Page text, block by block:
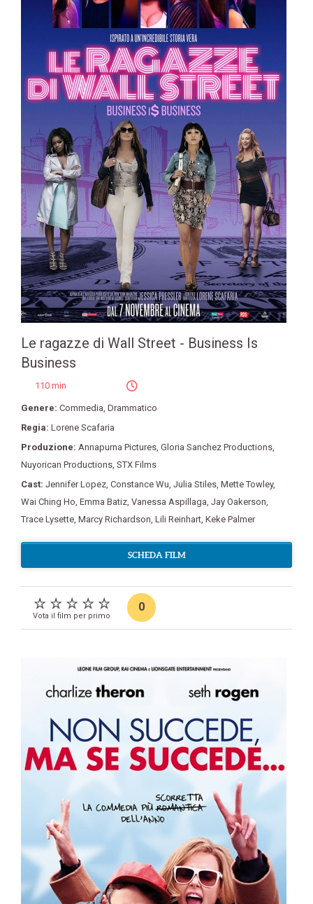
Le ragazze di Wall Street - Business Is
Business
110 min
Genere: Commedia Drammatico
Regia: Lorene Scafaria
Produzione: Annapurna Pictures Gloria Sanchez Productions
Nuyorican Productions STX Films
Cast: Jennifer Lopez Constance Wu Julia Stiles Mette Towley,
Wai Ching Ho Emma Batiz Vanessa Aspillaga Jay Oakerson
Trace Lysette Marcy Richardson Lili Reinhart Keke Palmer
SCHEDA FILM
Vota il film per primo
0